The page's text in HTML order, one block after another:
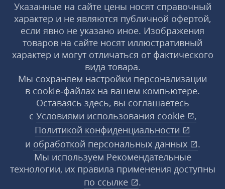
Указанные на сайте цены носят справочный
характер и не являются публичной офертой,
если явно не указано иное. Изображения
товаров на сайте носят иллюстративный
характер и могут отличаться от фактического
вида товара.
Мы сохраняем настройки персонализации
в cookie‑файлах на вашем компьютере.
Оставаясь здесь, вы соглашаетесь
с Условиями использования cookie
,
Политикой конфиденциальности
и обработкой персональных данных
.
Мы используем Рекомендательные
технологии, их правила применения доступны
по ссылке
.